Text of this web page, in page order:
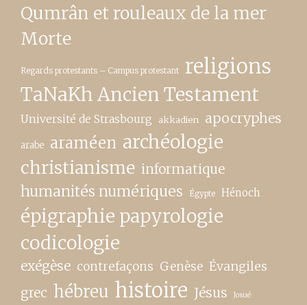
Qumrân et rouleaux de la mer
Morte
Regards protestants – Campus protestant religions
TaNaKh Ancien Testament
Université de Strasbourg akkadien apocryphes
arabe araméen archéologie
christianisme informatique
humanités numériques Égypte Hénoch
épigraphie papyrologie
codicologie
exégèse contrefaçons Genèse Évangiles
grec hébreu histoire Jésus Josué